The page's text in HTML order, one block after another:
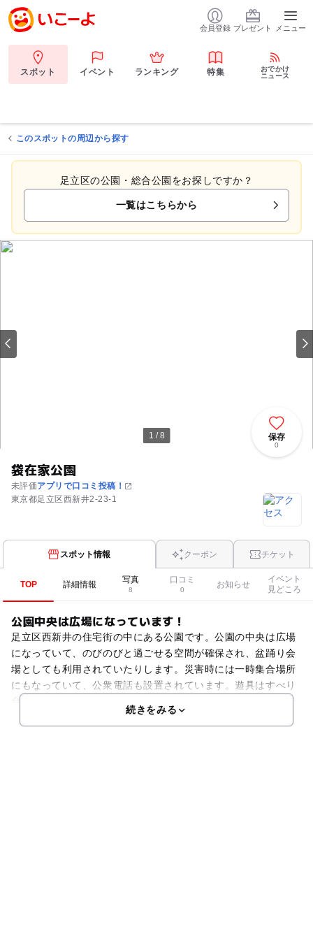
会員登録 プレゼント メニュー
スポット イベント ランキング 特集
おでかけ
ニュース
このスポットの周辺から探す
足立区の公園・総合公園をお探しですか？
一覧はこちらから
1 / 8
袋在家公園
未評価アプリで口コミ投稿！
東京都足立区西新井2-23-1
保存
0
スポット情報 クーポン チケット
TOP 詳細情報 写真
8
口コミ
0
お知らせ
イベント
見どころ
公園中央は広場になっています！
足立区西新井の住宅街の中にある公園です。公園の中央は広場
になっていて、のびのびと過ごせる空間が確保され、盆踊り会
場としても利用されていたりします。災害時には一時集合場所
にもなっていて、公衆電話も設置されています。遊具はすべり
台、ブランコが設置されていて、砂場は屋根付きで柵が囲んで
続きをみる